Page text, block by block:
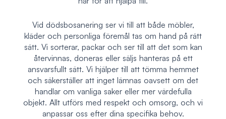
Vid dödsbosanering ser vi till att både möbler,
kläder och personliga föremål tas om hand på rätt
sätt. Vi sorterar, packar och ser till att det som kan
återvinnas, doneras eller säljs hanteras på ett
ansvarsfullt sätt. Vi hjälper till att tömma hemmet
och säkerställer att inget lämnas oavsett om det
handlar om vanliga saker eller mer värdefulla
objekt. Allt utförs med respekt och omsorg, och vi
anpassar oss efter dina specifika behov.